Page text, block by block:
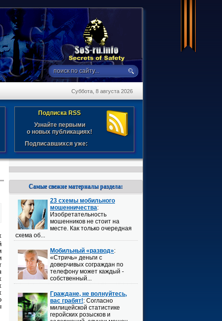
Подписка RSS
Узнайте первыми
о новых публикациях!
Подписавшихся уже:
Самые свежие материалы раздела:
23 схемы мобильного
мошенничества:
Изобретательность
мошенников не стоит на
месте. Как только очередная
схема об...
Мобильный «развод»:
«Стричь» деньги с
доверчивых сограждан по
телефону может каждый -
собственный...
Граждане, не волнуйтесь,
вас грабят!: Согласно
милицейской статистике
геройских розысков и
Суббота, 8 августа 2026